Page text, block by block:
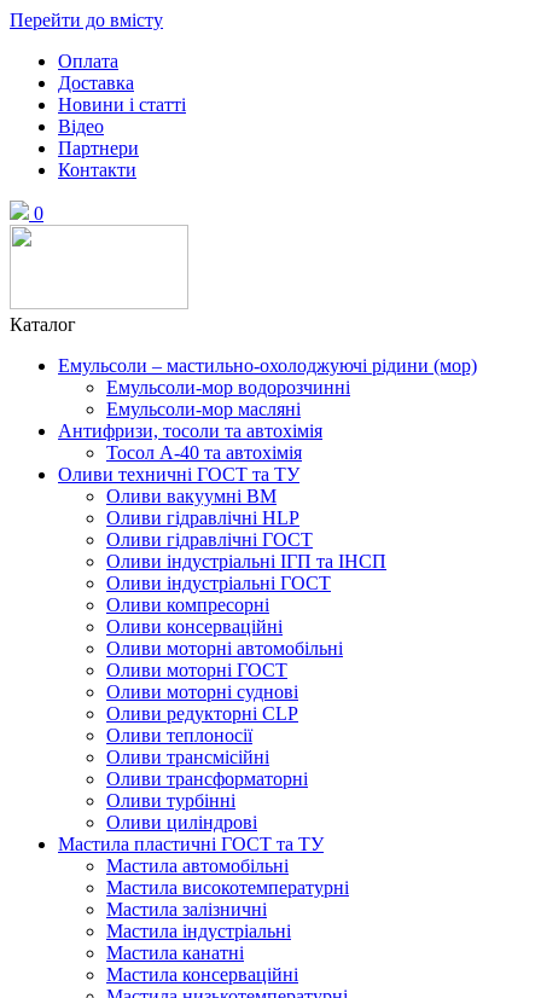
Перейти до вмісту
Оплата
Доставка
Новини і статті
Відео
Партнери
Контакти
0
Каталог
Емульсоли – мастильно-охолоджуючі рідини (мор)
Емульсоли-мор водорозчинні
Емульсоли-мор масляні
Антифризи, тосоли та автохімія
Тосол А-40 та автохімія
Оливи техничні ГОСТ та ТУ
Оливи вакуумні ВМ
Оливи гідравлічні HLP
Оливи гідравлічні ГОСТ
Оливи індустріальні ІГП та ІНСП
Оливи індустріальні ГОСТ
Оливи компресорні
Оливи консерваційні
Оливи моторні автомобільні
Оливи моторні ГОСТ
Оливи моторні суднові
Оливи редукторні CLP
Оливи теплоносії
Оливи трансмісійні
Оливи трансформаторні
Оливи турбінні
Оливи циліндрові
Мастила пластичні ГОСТ та ТУ
Мастила автомобільні
Мастила високотемпературні
Мастила залізничні
Мастила індустріальні
Мастила канатні
Мастила консерваційні